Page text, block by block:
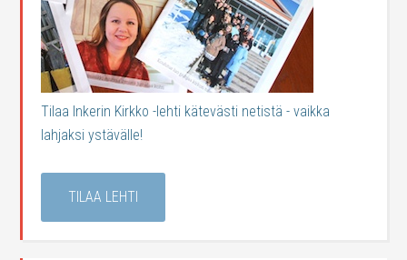
Tilaa Inkerin Kirkko -lehti kätevästi netistä - vaikka
lahjaksi ystävälle!
TILAA LEHTI